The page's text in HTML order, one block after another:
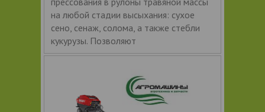
на любой стадии высыхания: сухое
сено, сенаж, солома, а также стебли
кукурузы. Позволяют